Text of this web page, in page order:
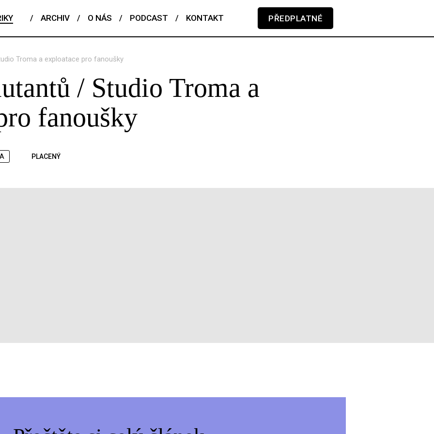
/ ARCHIV / O NÁS / PODCAST / KONTAKT PŘEDPLATNÉ
Troma a exploatace pro fanoušky
/ Studio Troma a
fanoušky
PLACENÝ